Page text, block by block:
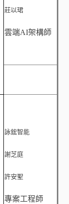
莊以珺
雲端AI架構師
詠鋐智能
謝芝庭
許安聖
專案工程師